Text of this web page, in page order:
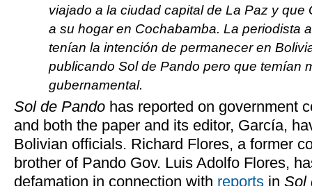
viajado a la ciudad capital de La Paz y
a su hogar en Cochabamba. La periodista
tenían la intención de permanecer en
publicando Sol de Pando pero que temían
gubernamental.
Sol de Pando has reported on government
and both the paper and its editor, García,
Bolivian officials. Richard Flores, a former
brother of Pando Gov. Luis Adolfo Flores,
defamation in connection with reports in Sol